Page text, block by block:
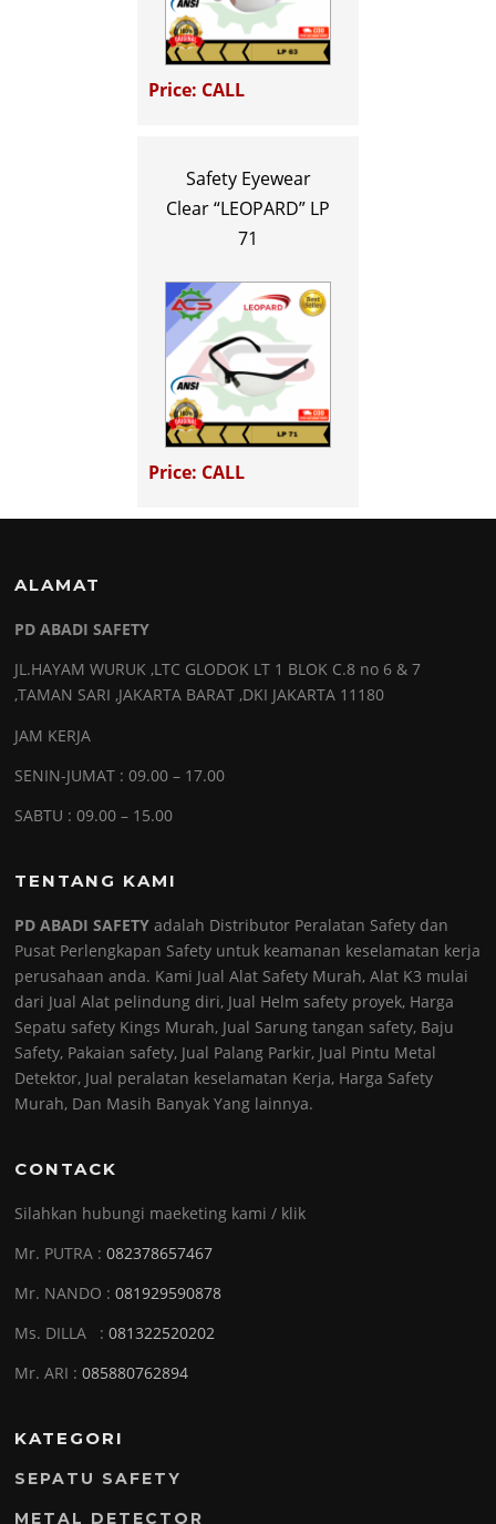
Price: CALL
Safety Eyewear
Clear “LEOPARD” LP
71
Price: CALL
ALAMAT
PD ABADI SAFETY
JL.HAYAM WURUK ,LTC GLODOK LT 1 BLOK C.8 no 6 & 7
,TAMAN SARI ,JAKARTA BARAT ,DKI JAKARTA 11180
JAM KERJA
SENIN-JUMAT : 09.00 – 17.00
SABTU : 09.00 – 15.00
TENTANG KAMI
PD ABADI SAFETY adalah Distributor Peralatan Safety dan
Pusat Perlengkapan Safety untuk keamanan keselamatan kerja
perusahaan anda. Kami Jual Alat Safety Murah, Alat K3 mulai
dari Jual Alat pelindung diri, Jual Helm safety proyek, Harga
Sepatu safety Kings Murah, Jual Sarung tangan safety, Baju
Safety, Pakaian safety, Jual Palang Parkir, Jual Pintu Metal
Detektor, Jual peralatan keselamatan Kerja, Harga Safety
Murah, Dan Masih Banyak Yang lainnya.
CONTACK
Silahkan hubungi maeketing kami / klik
Mr. PUTRA :082378657467
Mr. NANDO :081929590878
Ms. DILLA :081322520202
Mr. ARI :085880762894
KATEGORI
SEPATU SAFETY
METAL DETECTOR